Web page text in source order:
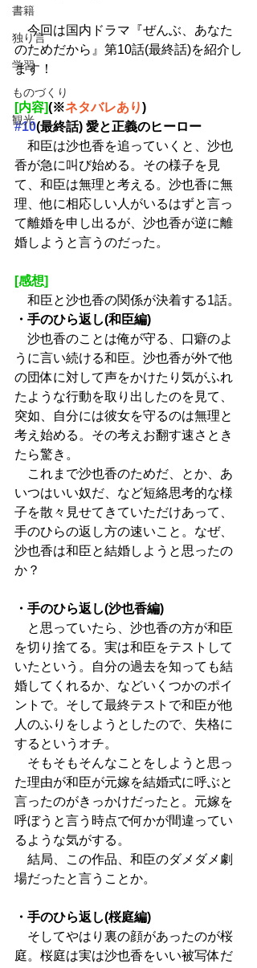
書籍
独り言
学習
ものづくり
観光
今回は国内ドラマ『ぜんぶ、あなた
のためだから』第10話(最終話)を紹介し
ます！
[内容](※ネタバレあり)
#10(最終話) 愛と正義のヒーロー
和臣は沙也香を追っていくと、沙也
香が急に叫び始める。その様子を見
て、和臣は無理と考える。沙也香に無
理、他に相応しい人がいるはずと言っ
て離婚を申し出るが、沙也香が逆に離
婚しようと言うのだった。
[感想]
和臣と沙也香の関係が決着する1話。
・手のひら返し(和臣編)
沙也香のことは俺が守る、口癖のよ
うに言い続ける和臣。沙也香が外で他
の団体に対して声をかけたり気がふれ
たような行動を取り出したのを見て、
突如、自分には彼女を守るのは無理と
考え始める。その考えお翻す速さとき
たら驚き。
これまで沙也香のためだ、とか、あ
いつはいい奴だ、など短絡思考的な様
子を散々見せてきていただけあって、
手のひらの返し方の速いこと。なぜ、
沙也香は和臣と結婚しようと思ったの
か？
・手のひら返し(沙也香編)
と思っていたら、沙也香の方が和臣
を切り捨てる。実は和臣をテストして
いたという。自分の過去を知っても結
婚してくれるか、などいくつかのポイ
ントで。そして最終テストで和臣が他
人のふりをしようとしたので、失格に
するというオチ。
そもそもそんなことをしようと思っ
た理由が和臣が元嫁を結婚式に呼ぶと
言ったのがきっかけだったと。元嫁を
呼ぼうと言う時点で何かが間違ってい
るような気がする。
結局、この作品、和臣のダメダメ劇
場だったと言うことか。
・手のひら返し(桜庭編)
そしてやはり裏の顔があったのが桜
庭。桜庭は実は沙也香をいい被写体だ